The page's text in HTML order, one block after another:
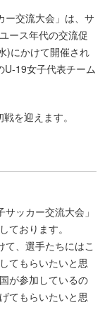
ー交流大会」は、サ
ース年代の交流促
)にかけて開催され
U-19女子代表チーム
を迎えます。
ッカー交流大会」
ております。
、選手たちにはこ
てもらいたいと思
が参加しているの
てもらいたいと思